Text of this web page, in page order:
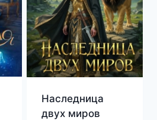
Наследница
двух миров